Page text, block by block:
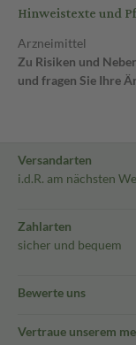
Hinweistexte und
Arzneimittel
Zu Risiken und
und fragen Sie Ihre
Versandarten
i.d.R. am nächsten
Zahlarten
sicher und bequem
Bewerte uns
Vertraue unserem